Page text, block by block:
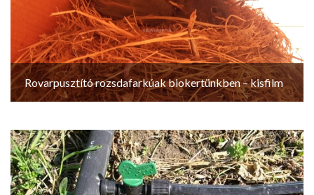
Rovarpusztító rozsdafarkúak biokertünkben – kisfilm